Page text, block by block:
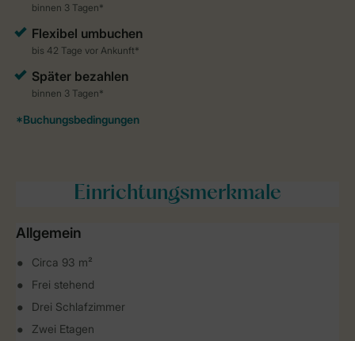
Einrichtungsmerkmale
Allgemein
Circa 93 m²
Frei stehend
Drei Schlafzimmer
Zwei Etagen